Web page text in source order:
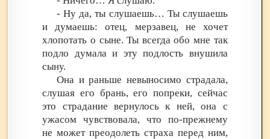
- Ну да, ты слушаешь… Ты слушаешь
и думаешь: отец, мерзавец, не хочет
хлопотать о сыне. Ты всегда обо мне так
подло думала и эту подлость внушила
сыну.
Она и раньше невыносимо страдала,
слушая его брань, его попреки, сейчас
это страдание вернулось к ней, она с
ужасом чувствовала, что по-прежнему
не может преодолеть страха перед ним,